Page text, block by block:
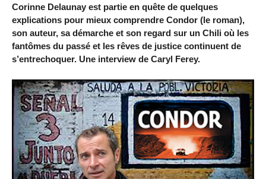
Corinne Delaunay est partie en quête de quelques
explications pour mieux comprendre Condor (le roman),
son auteur, sa démarche et son regard sur un Chili où les
fantômes du passé et les rêves de justice continuent de
s’entrechoquer. Une interview de Caryl Ferey.